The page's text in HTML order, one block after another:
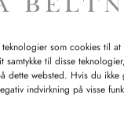
som cookies til
til disse
websted. Hvis du ikke
indvirkning på visse